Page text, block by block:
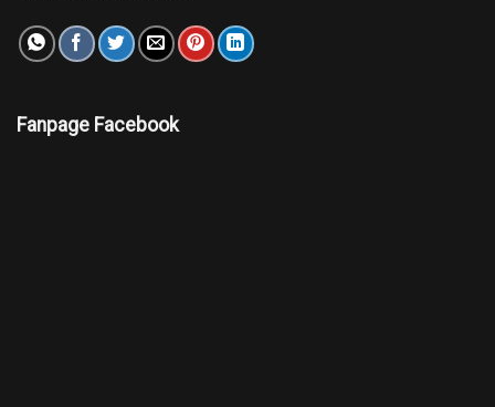
Fanpage Facebook